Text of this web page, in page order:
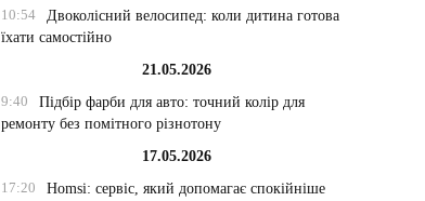
10:54
Двоколісний велосипед: коли дитина готова
їхати самостійно
21.05.2026
9:40
Підбір фарби для авто: точний колір для
ремонту без помітного різнотону
17.05.2026
17:20
Homsi: сервіс, який допомагає спокійніше